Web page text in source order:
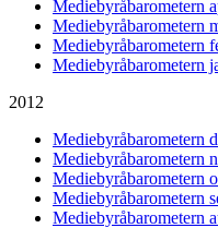
Mediebyråbarometern
Mediebyråbarometern
Mediebyråbarometern
Mediebyråbarometern
2012
Mediebyråbarometern
Mediebyråbarometern
Mediebyråbarometern
Mediebyråbarometern
Mediebyråbarometern